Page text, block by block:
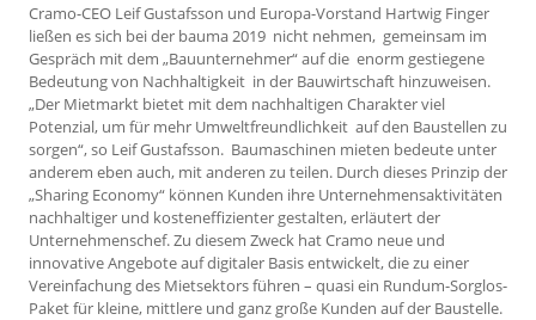
Cramo-CEO Leif Gustafsson und Europa-Vorstand Hartwig Finger
ließen es sich bei der bauma 2019 nicht nehmen, gemeinsam im
Gespräch mit dem „Bauunternehmer“ auf die enorm gestiegene
Bedeutung von Nachhaltigkeit in der Bauwirtschaft hinzuweisen.
„Der Mietmarkt bietet mit dem nachhaltigen Charakter viel
Potenzial, um für mehr Umweltfreundlichkeit auf den Baustellen zu
sorgen“, so Leif Gustafsson. Baumaschinen mieten bedeute unter
anderem eben auch, mit anderen zu teilen. Durch dieses Prinzip der
„Sharing Economy“ können Kunden ihre Unternehmensaktivitäten
nachhaltiger und kosteneffizienter gestalten, erläutert der
Unternehmenschef. Zu diesem Zweck hat Cramo neue und
innovative Angebote auf digitaler Basis entwickelt, die zu einer
Vereinfachung des Mietsektors führen – quasi ein Rundum-Sorglos-
Paket für kleine, mittlere und ganz große Kunden auf der Baustelle.